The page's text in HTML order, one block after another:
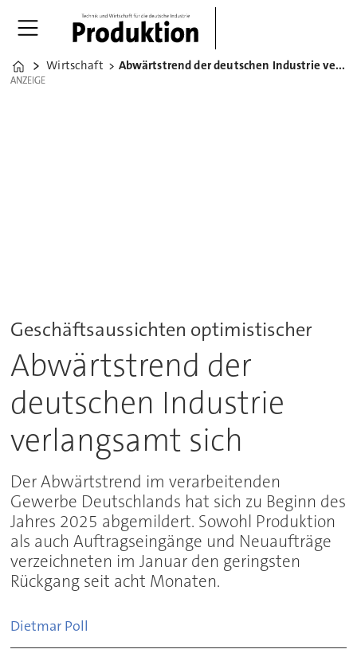
Home
Wirtschaft Abwärtstrend der deutschen Industrie verlangsamt sich
ANZEIGE
ANZEIGE
Geschäftsaussichten optimistischer
Abwärtstrend der
deutschen Industrie
verlangsamt sich
Der Abwärtstrend im verarbeitenden
Gewerbe Deutschlands hat sich zu Beginn des
Jahres 2025 abgemildert. Sowohl Produktion
als auch Auftragseingänge und Neuaufträge
verzeichneten im Januar den geringsten
Rückgang seit acht Monaten.
Dietmar Poll